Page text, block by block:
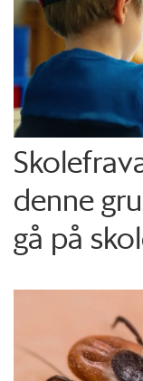
denne
gå på